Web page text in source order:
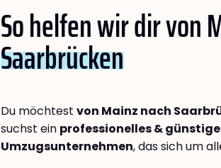
So helfen wir dir von
Saarbrücken
Du möchtest von Mainz nach
suchst ein professionelles &
Umzugsunternehmen, das sich um